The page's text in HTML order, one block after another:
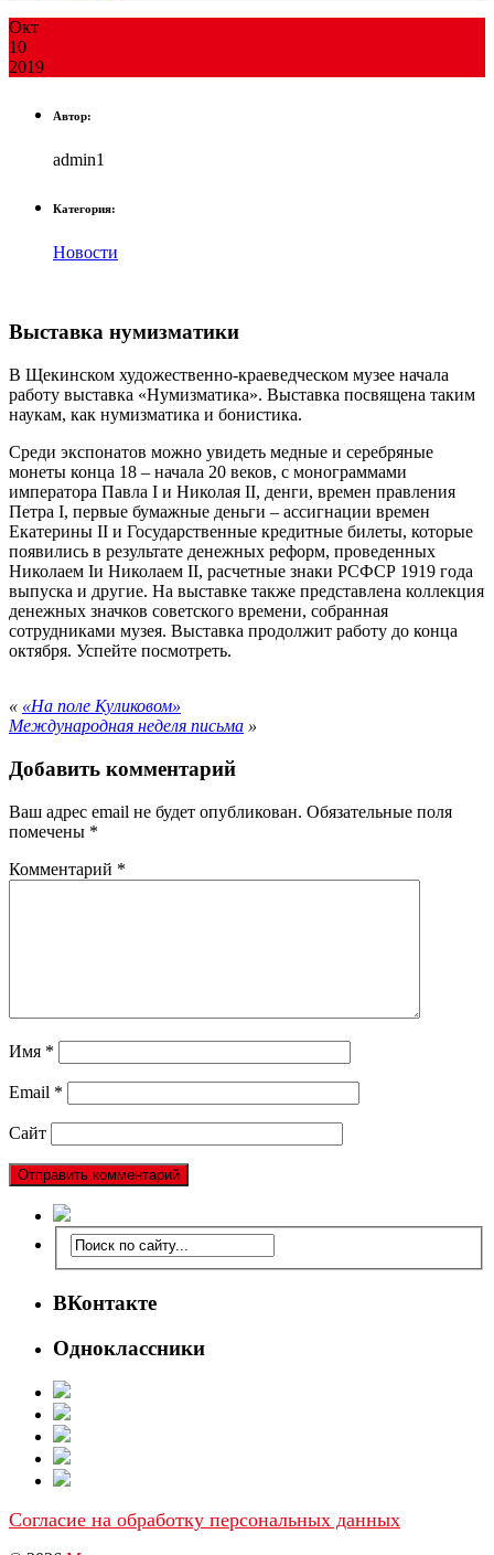
Окт
10
2019
Автор:
admin1
Категория:
Новости
Выставка нумизматики
В Щекинском художественно-краеведческом музее начала
работу выставка «Нумизматика». Выставка посвящена таким
наукам, как нумизматика и бонистика.
Среди экспонатов можно увидеть медные и серебряные
монеты конца 18 – начала 20 веков, с монограммами
императора Павла I и Николая II, денги, времен правления
Петра I, первые бумажные деньги – ассигнации времен
Екатерины II и Государственные кредитные билеты, которые
появились в результате денежных реформ, проведенных
Николаем Iи Николаем II, расчетные знаки РСФСР 1919 года
выпуска и другие. На выставке также представлена коллекция
денежных значков советского времени, собранная
сотрудниками музея. Выставка продолжит работу до конца
октября. Успейте посмотреть.
« «На поле Куликовом»
Международная неделя письма »
Добавить комментарий
Ваш адрес email не будет опубликован. Обязательные поля
помечены *
Комментарий *
Имя *
Email *
Сайт
ВКонтакте
Одноклассники
Согласие на обработку персональных данных